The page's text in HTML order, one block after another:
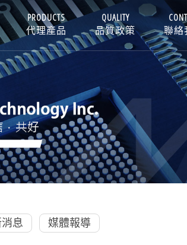
PRODUCTS
代理產品
QUALITY
品質政策 聯絡
息 媒體報導